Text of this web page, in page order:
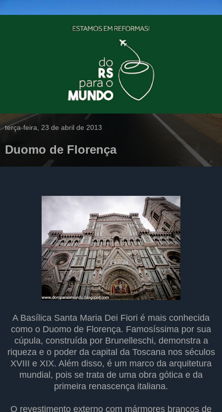
terça-feira, 23 de abril de 2013
Duomo de Florença
A Basílica Santa Maria Dei Fiori é mais conhecida
como o Duomo de Florença. Famosíssima por sua
cúpula, construída por Brunelleschi, demonstra a
riqueza e o poder da capital da Toscana nos séculos
XVIII e XIX. Além disso, é um marco da arquitetura
mundial, pois se trata de uma obra gótica e da
primeira renascença italiana.
O revestimento externo com mármores brancos de